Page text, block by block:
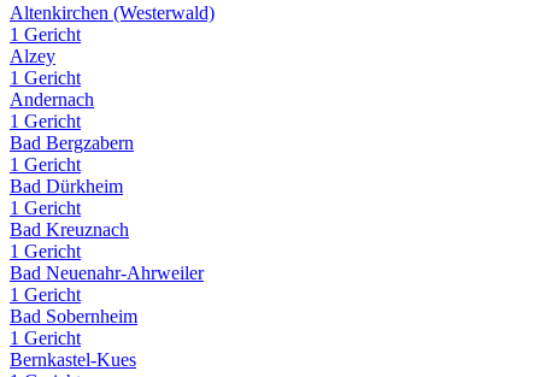
Altenkirchen (Westerwald)
1 Gericht
Alzey
1 Gericht
Andernach
1 Gericht
Bad Bergzabern
1 Gericht
Bad Dürkheim
1 Gericht
Bad Kreuznach
1 Gericht
Bad Neuenahr-Ahrweiler
1 Gericht
Bad Sobernheim
1 Gericht
Bernkastel-Kues